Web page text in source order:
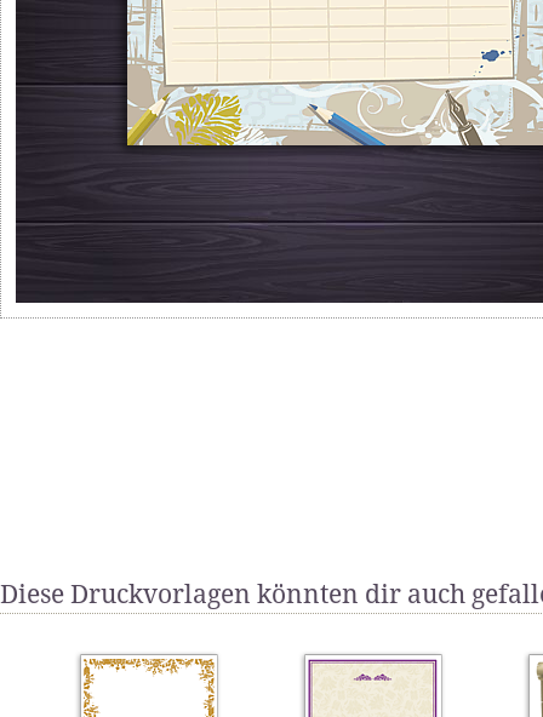
Diese Druckvorlagen könnten dir auch